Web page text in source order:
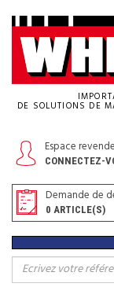
DE SOLUTIONS DE
Espace
CONNECTEZ-
Demande de
0 ARTICLE(S)